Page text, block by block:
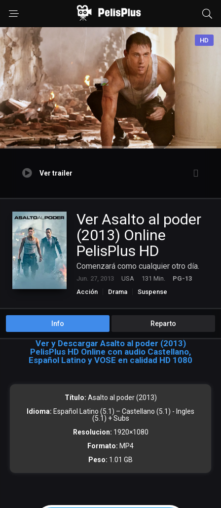
HD
Ver trailer
Ver Asalto al poder
(2013) Online
PelisPlus HD
Comenzará como cualquier otro día.
Jun. 27, 2013 USA 131 Min.
PG-13
Acción
Drama Suspense
Info Reparto
Ver y Descargar Asalto al poder (2013)
PelisPlus HD Online con audio Castellano,
Español Latino y VOSE en calidad HD 1080
Título: Asalto al poder (2013)
Idioma: Español Latino (5.1) – Castellano (5.1) - Ingles
(5.1) + Subs
Resolucion: 1920×1080
Formato: MP4
Peso: 1.01 GB